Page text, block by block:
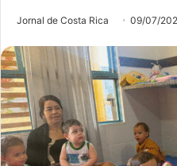
Jornal de Costa Rica 09/07/